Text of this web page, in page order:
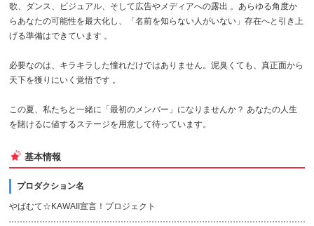
歌、ダンス、ビジュアル、そして広告やメディアへの露出 。あらゆる角度か
らあなたの可能性を最大化し、「名前を知らない人がいない」存在へと引き上
げる準備はできています 。
必要なのは、キラキラした憧れだけではありません。泥臭くても、真正面から
天下を獲りにいく覚悟です 。
この夏、私たちと一緒に「最初のメンバー」になりませんか？ あなたの人生
を賭けるに値するステージを用意して待っています。
基本情報
プロダクション名
やばむて☆KAWAII宣言！プロジェクト